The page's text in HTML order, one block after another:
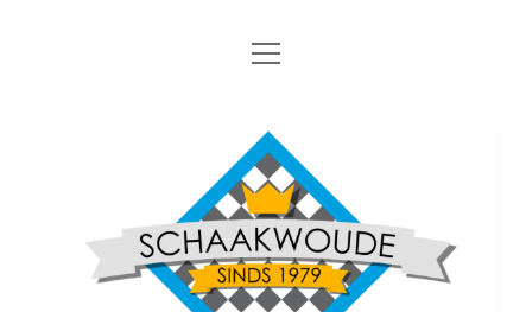
Nieuws
Algemene Informatie
Privacy Statement
Interne Competitie
dropdown
menu
Competitiereglement
Externe Competitie open
open
Schaakvereniging
Schaakwoude